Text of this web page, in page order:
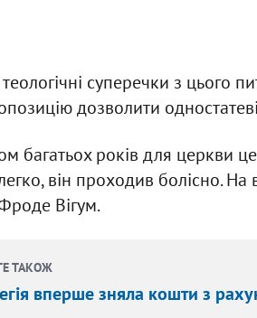
суперечки з цього
дозволити
багатьох років для церкви
він проходив болісно. На
Вігум.
ТАКОЖ
вперше зняла кошти з